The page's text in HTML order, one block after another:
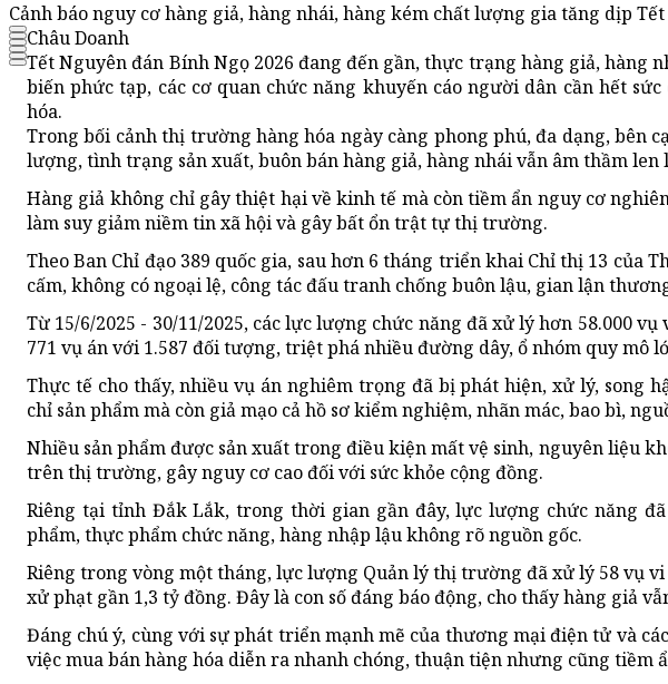
Cảnh báo nguy cơ hàng giả, hàng nhái, hàng kém chất lượng gia tăng dịp
Châu Doanh
Tết Nguyên đán Bính Ngọ 2026 đang đến gần, thực trạng hàng giả, hàng
biến phức tạp, các cơ quan chức năng khuyến cáo người dân cần hết
hóa.
Trong bối cảnh thị trường hàng hóa ngày càng phong phú, đa dạng, bên
lượng, tình trạng sản xuất, buôn bán hàng giả, hàng nhái vẫn âm thầm len
Hàng giả không chỉ gây thiệt hại về kinh tế mà còn tiềm ẩn nguy cơ
làm suy giảm niềm tin xã hội và gây bất ổn trật tự thị trường.
Theo Ban Chỉ đạo 389 quốc gia, sau hơn 6 tháng triển khai Chỉ thị 13 của
cấm, không có ngoại lệ, công tác đấu tranh chống buôn lậu, gian lận
Từ 15/6/2025 - 30/11/2025, các lực lượng chức năng đã xử lý hơn 58.000
771 vụ án với 1.587 đối tượng, triệt phá nhiều đường dây, ổ nhóm quy mô
Thực tế cho thấy, nhiều vụ án nghiêm trọng đã bị phát hiện, xử lý, song
chỉ sản phẩm mà còn giả mạo cả hồ sơ kiểm nghiệm, nhãn mác, bao bì,
Nhiều sản phẩm được sản xuất trong điều kiện mất vệ sinh, nguyên liệu
trên thị trường, gây nguy cơ cao đối với sức khỏe cộng đồng.
Riêng tại tỉnh Đắk Lắk, trong thời gian gần đây, lực lượng chức năng
phẩm, thực phẩm chức năng, hàng nhập lậu không rõ nguồn gốc.
Riêng trong vòng một tháng, lực lượng Quản lý thị trường đã xử lý 58 vụ
xử phạt gần 1,3 tỷ đồng. Đây là con số đáng báo động, cho thấy hàng giả
Đáng chú ý, cùng với sự phát triển mạnh mẽ của thương mại điện tử và
việc mua bán hàng hóa diễn ra nhanh chóng, thuận tiện nhưng cũng tiềm